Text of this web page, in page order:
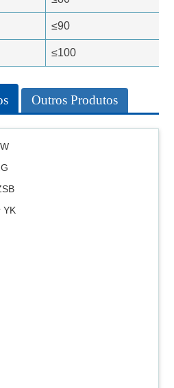
≤90
≤100
Outros Produtos
YK